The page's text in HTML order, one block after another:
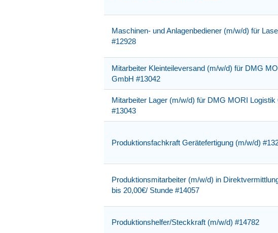
Maschinen- und Anlagenbediener (m/w/d) für
#12928
Mitarbeiter Kleinteileversand (m/w/d) für DMG
GmbH #13042
Mitarbeiter Lager (m/w/d) für DMG MORI Logistik
#13043
Produktionsfachkraft Gerätefertigung (m/w/d)
Produktionsmitarbeiter (m/w/d) in
bis 20,00€/ Stunde #14057
Produktionshelfer/Steckkraft (m/w/d) #14782